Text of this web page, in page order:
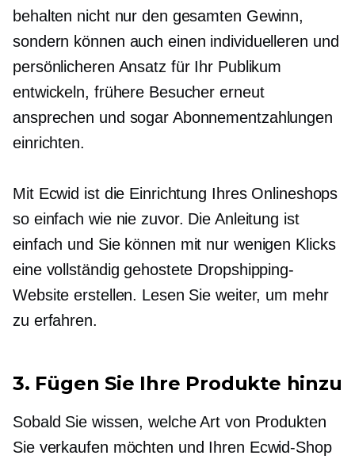
behalten nicht nur den gesamten Gewinn,
sondern können auch einen individuelleren und
persönlicheren Ansatz für Ihr Publikum
entwickeln, frühere Besucher erneut
ansprechen und sogar Abonnementzahlungen
einrichten.
Mit Ecwid ist die Einrichtung Ihres Onlineshops
so einfach wie nie zuvor. Die Anleitung ist
einfach und Sie können mit nur wenigen Klicks
eine vollständig gehostete Dropshipping-
Website erstellen. Lesen Sie weiter, um mehr
zu erfahren.
3. Fügen Sie Ihre Produkte hinzu
Sobald Sie wissen, welche Art von Produkten
Sie verkaufen möchten und Ihren Ecwid-Shop